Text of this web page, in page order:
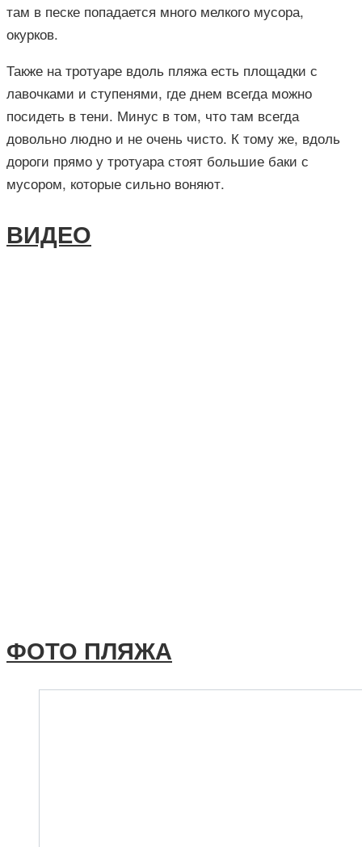
там в песке попадается много мелкого мусора,
окурков.
Также на тротуаре вдоль пляжа есть площадки с
лавочками и ступенями, где днем всегда можно
посидеть в тени. Минус в том, что там всегда
довольно людно и не очень чисто. К тому же, вдоль
дороги прямо у тротуара стоят большие баки с
мусором, которые сильно воняют.
ВИДЕО
ФОТО ПЛЯЖА